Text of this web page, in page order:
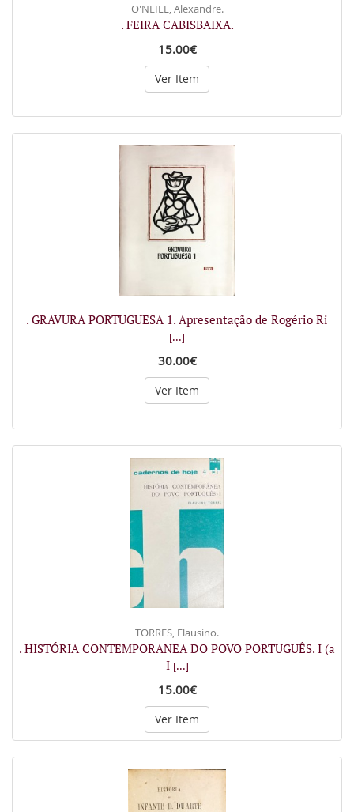
O'NEILL, Alexandre.
. FEIRA CABISBAIXA.
15.00€
Ver Item
. GRAVURA PORTUGUESA 1. Apresentação de Rogério Ri
[...]
30.00€
Ver Item
TORRES, Flausino.
. HISTÓRIA CONTEMPORANEA DO POVO PORTUGUÊS. I (a
I [...]
15.00€
Ver Item